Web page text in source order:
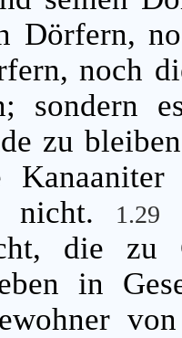
Dörfern,
noch
sondern
zu
nicht.
1.29
die zu
in